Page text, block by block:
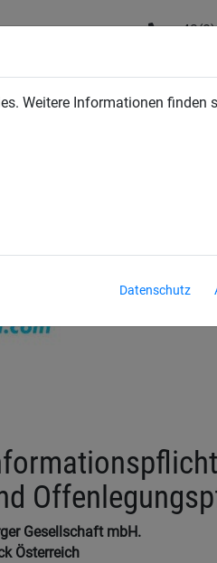
Weitere Informationen finden
Datenschutz
BAUSCHUTZNETZE
Gesellschaft mbH.
Österreich